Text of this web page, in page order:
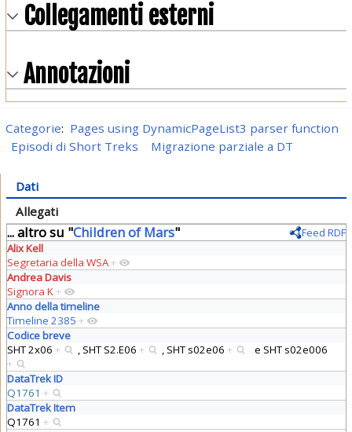
Collegamenti esterni
Annotazioni
Categorie: Pages using DynamicPageList3 parser function
Episodi di Short Treks
Migrazione parziale a DT
Dati
Allegati
... altro su "Children of Mars"
Feed RDF
Alix Kell
Segretaria della WSA+
Andrea Davis
Signora K+
Anno della timeline
Timeline 2385 +
Codice breve
SHT 2x06 + , SHT S2.E06 + , SHT s02e06 + e SHT s02e006
+
DataTrek ID
Q1761 +
DataTrek Item
Q1761 +